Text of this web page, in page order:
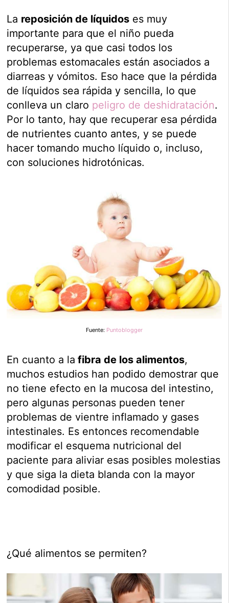
La reposición de líquidos es muy
importante para que el niño pueda
recuperarse, ya que casi todos los
problemas estomacales están asociados a
diarreas y vómitos. Eso hace que la pérdida
de líquidos sea rápida y sencilla, lo que
conlleva un claro peligro de deshidratación.
Por lo tanto, hay que recuperar esa pérdida
de nutrientes cuanto antes, y se puede
hacer tomando mucho líquido o, incluso,
con soluciones hidrotónicas.
Fuente: Puntoblogger
En cuanto a la fibra de los alimentos,
muchos estudios han podido demostrar que
no tiene efecto en la mucosa del intestino,
pero algunas personas pueden tener
problemas de vientre inflamado y gases
intestinales. Es entonces recomendable
modificar el esquema nutricional del
paciente para aliviar esas posibles molestias
y que siga la dieta blanda con la mayor
comodidad posible.
¿Qué alimentos se permiten?